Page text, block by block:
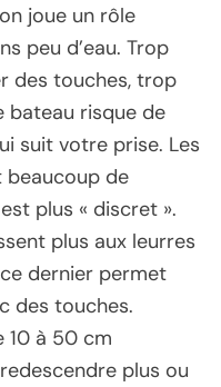
joue un rôle
peu d’eau. Trop
des touches, trop
bateau risque de
suit votre prise. Les
beaucoup de
plus « discret ».
plus aux leurres
dernier permet
des touches.
10 à 50 cm
plus ou